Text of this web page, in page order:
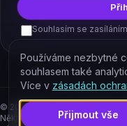
Souhlasím se
© 2026
EJAJ s.r.o. – všechna
Některé odkazy jsou affiliate.
Používáme nezbytné
souhlasem také
Více v zásadách
Přijmout vše